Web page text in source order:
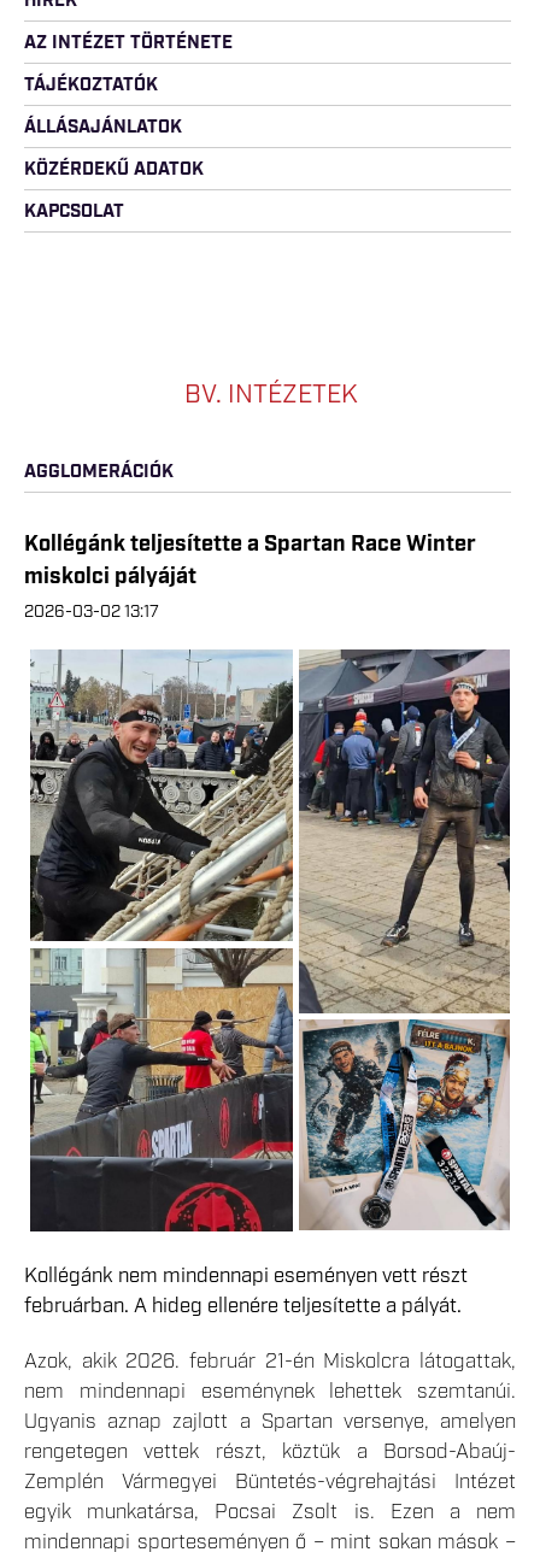
AZ INTÉZET TÖRTÉNETE
TÁJÉKOZTATÓK
ÁLLÁSAJÁNLATOK
KÖZÉRDEKŰ ADATOK
KAPCSOLAT
BV. INTÉZETEK
AGGLOMERÁCIÓK
Kollégánk teljesítette a Spartan Race Winter
miskolci pályáját
2026-03-02 13:17
Kollégánk nem mindennapi eseményen vett részt
februárban. A hideg ellenére teljesítette a pályát.
Azok, akik 2026. február 21-én Miskolcra látogattak,
nem mindennapi eseménynek lehettek szemtanúi.
Ugyanis aznap zajlott a Spartan versenye, amelyen
rengetegen vettek részt, köztük a Borsod-Abaúj-
Zemplén Vármegyei Büntetés-végrehajtási Intézet
egyik munkatársa, Pocsai Zsolt is. Ezen a nem
mindennapi sporteseményen ő – mint sokan mások –